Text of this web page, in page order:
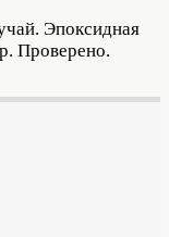
Эпоксидная
Проверено.